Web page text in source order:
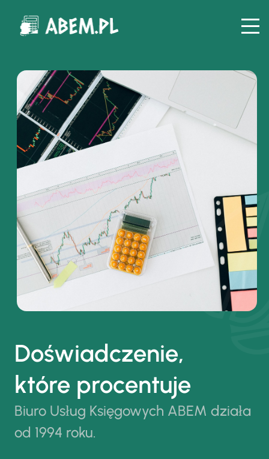
Doświadczenie,
które procentuje
Biuro Usług Księgowych ABEM działa
od 1994 roku.